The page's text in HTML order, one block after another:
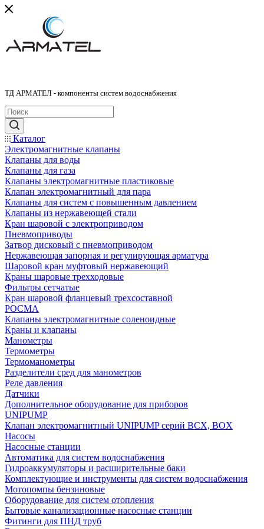
ТД АРМАТЕЛ - компоненты систем водоснабжения
Каталог
Электромагнитные клапаны
Клапаны для воды
Клапаны для газа
Клапаны электромагнитные пластиковые
Клапан электромагнитный для пара
Клапаны для систем с повышенным давлением
Клапаны из нержавеющей стали
Кран шаровой с электроприводом
Пневмоприводы
Затвор дисковый с пневмоприводом
Нержавеющая запорная и регулирующая арматура
Шаровой кран муфтовый нержавеющий
Краны шаровые трехходовые
Фильтры сетчатые
Кран шаровой фланцевый трехсоставной
РОСМА
Клапаны электромагнитные соленоидные
Краны и клапаны
Манометры
Термометры
Термоманометры
Разделители сред для манометров
Реле давления
Датчики
Дополнительное оборудование для приборов
UNIPUMP
Клапан электромагнитный UNIPUMP серий BCX, BOX
Насосы
Насосные станции
Автоматика для систем водоснабжения
Гидроаккумуляторы и расширительные баки
Комплектующие и инструменты для систем водоснабжения
Мотопомпы бензиновые
Оборудование для систем отопления
Бытовые канализационные насосные станции
Фитинги для ПНД труб